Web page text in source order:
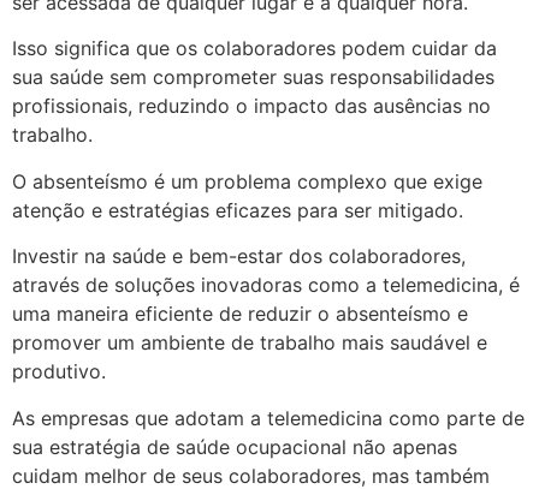
Isso significa que os colaboradores podem cuidar da
sua saúde sem comprometer suas responsabilidades
profissionais, reduzindo o impacto das ausências no
trabalho.
O absenteísmo é um problema complexo que exige
atenção e estratégias eficazes para ser mitigado.
Investir na saúde e bem-estar dos colaboradores,
através de soluções inovadoras como a telemedicina, é
uma maneira eficiente de reduzir o absenteísmo e
promover um ambiente de trabalho mais saudável e
produtivo.
As empresas que adotam a telemedicina como parte de
sua estratégia de saúde ocupacional não apenas
cuidam melhor de seus colaboradores, mas também